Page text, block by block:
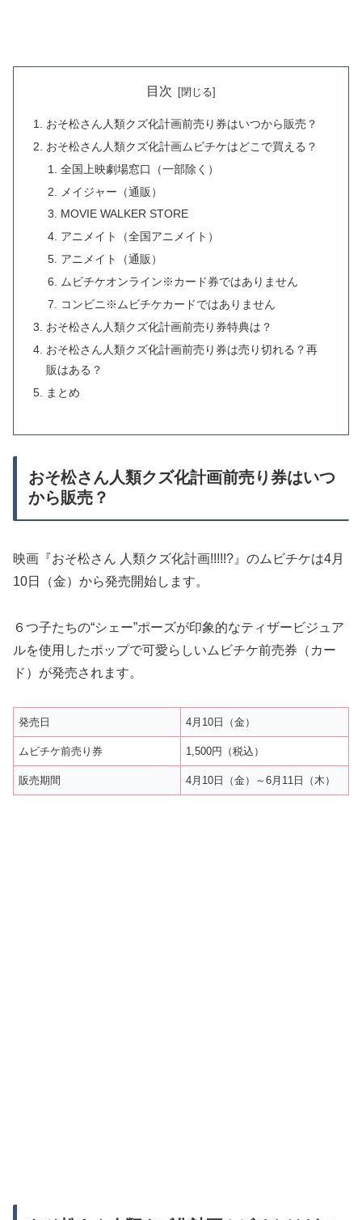
目次
おそ松さん人類クズ化計画前売り券はいつから販売？
おそ松さん人類クズ化計画ムビチケはどこで買える？
全国上映劇場窓口（一部除く）
メイジャー（通販）
MOVIE WALKER STORE
アニメイト（全国アニメイト）
アニメイト（通販）
ムビチケオンライン※カード券ではありません
コンビニ※ムビチケカードではありません
おそ松さん人類クズ化計画前売り券特典は？
おそ松さん人類クズ化計画前売り券は売り切れる？再
販はある？
まとめ
おそ松さん人類クズ化計画前売り券はいつ
から販売？
映画『おそ松さん 人類クズ化計画!!!!!?』のムビチケは4月
10日（金）から発売開始します。
６つ子たちの“シェー”ポーズが印象的なティザービジュア
ルを使用したポップで可愛らしいムビチケ前売券（カー
ド）が発売されます。
発売日 4月10日（金）
ムビチケ前売り券 1,500円（税込）
販売期間 4月10日（金）～6月11日（木）